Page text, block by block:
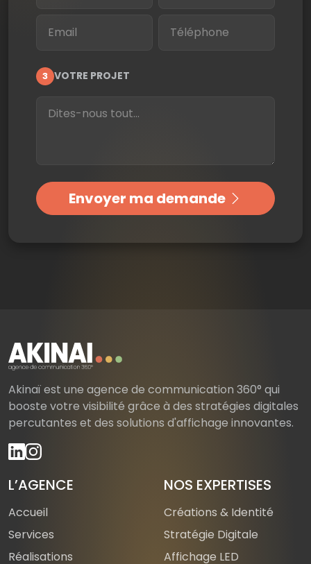
3 VOTRE PROJET
Envoyer ma demande
Akinaï est une agence de communication 360° qui
booste votre visibilité grâce à des stratégies digitales
percutantes et des solutions d'affichage innovantes.
L’AGENCE
Accueil
Services
Réalisations
NOS EXPERTISES
Créations & Identité
Stratégie Digitale
Affichage LED